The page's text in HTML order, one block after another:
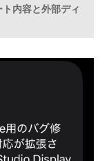
内容と外部ディ